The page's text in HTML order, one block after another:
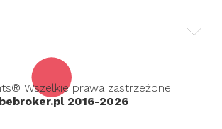
Wszelkie prawa zastrzeżone
bebroker.pl 2016-2026